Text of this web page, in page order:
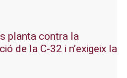
planta contra la
de la C-32 i n’exigeix la